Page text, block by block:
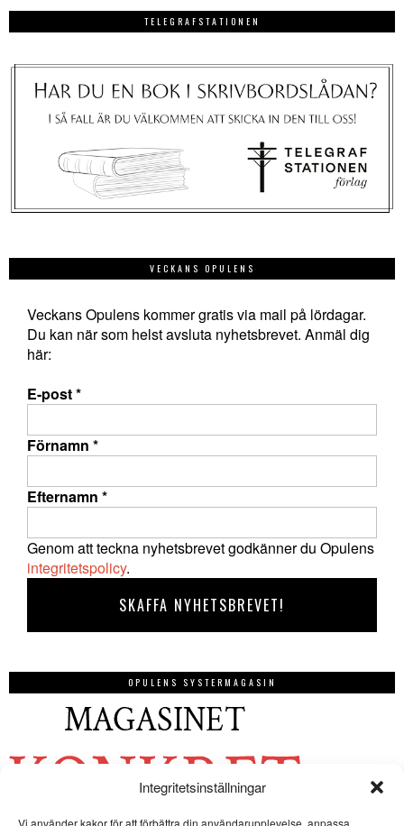
Integritetsinställningar
Vi använder kakor för att förbättra din användarupplevelse, anpassa
TELEGRAFSTATIONEN
VECKANS OPULENS
Veckans Opulens kommer gratis via mail på lördagar.
Du kan när som helst avsluta nyhetsbrevet. Anmäl dig
här:
E-post*
Förnamn *
Efternamn *
Genom att teckna nyhetsbrevet godkänner du Opulens
integritetspolicy.
OPULENS SYSTERMAGASIN